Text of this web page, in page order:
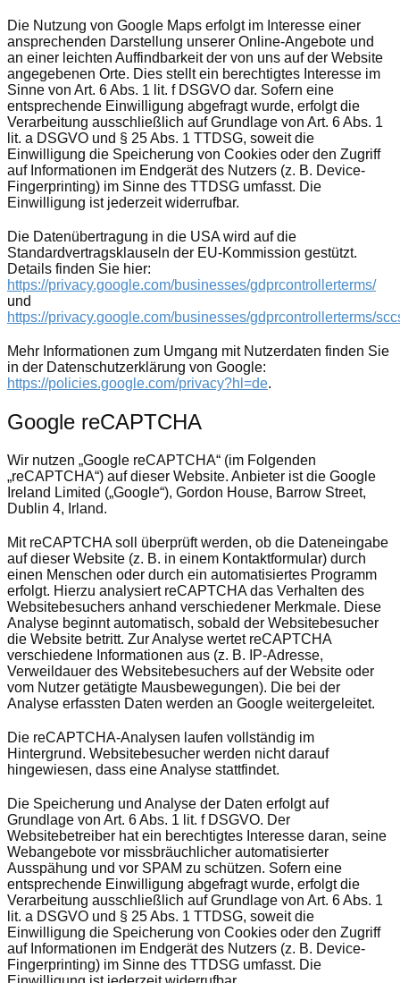
Die Nutzung von Google Maps erfolgt im Interesse einer
ansprechenden Darstellung unserer Online-Angebote und
an einer leichten Auffindbarkeit der von uns auf der Website
angegebenen Orte. Dies stellt ein berechtigtes Interesse im
Sinne von Art. 6 Abs. 1 lit. f DSGVO dar. Sofern eine
entsprechende Einwilligung abgefragt wurde, erfolgt die
Verarbeitung ausschließlich auf Grundlage von Art. 6 Abs. 1
lit. a DSGVO und § 25 Abs. 1 TTDSG, soweit die
Einwilligung die Speicherung von Cookies oder den Zugriff
auf Informationen im Endgerät des Nutzers (z. B. Device-
Fingerprinting) im Sinne des TTDSG umfasst. Die
Einwilligung ist jederzeit widerrufbar.
Die Datenübertragung in die USA wird auf die
Standardvertragsklauseln der EU-Kommission gestützt.
Details finden Sie hier:
https://privacy.google.com/businesses/gdprcontrollerterms/
und
https://privacy.google.com/businesses/gdprcontrollerterms/
Mehr Informationen zum Umgang mit Nutzerdaten finden Sie
in der Datenschutzerklärung von Google:
https://policies.google.com/privacy?hl=de.
Google reCAPTCHA
Wir nutzen „Google reCAPTCHA“ (im Folgenden
„reCAPTCHA“) auf dieser Website. Anbieter ist die Google
Ireland Limited („Google“), Gordon House, Barrow Street,
Dublin 4, Irland.
Mit reCAPTCHA soll überprüft werden, ob die Dateneingabe
auf dieser Website (z. B. in einem Kontaktformular) durch
einen Menschen oder durch ein automatisiertes Programm
erfolgt. Hierzu analysiert reCAPTCHA das Verhalten des
Websitebesuchers anhand verschiedener Merkmale. Diese
Analyse beginnt automatisch, sobald der Websitebesucher
die Website betritt. Zur Analyse wertet reCAPTCHA
verschiedene Informationen aus (z. B. IP-Adresse,
Verweildauer des Websitebesuchers auf der Website oder
vom Nutzer getätigte Mausbewegungen). Die bei der
Analyse erfassten Daten werden an Google weitergeleitet.
Die reCAPTCHA-Analysen laufen vollständig im
Hintergrund. Websitebesucher werden nicht darauf
hingewiesen, dass eine Analyse stattfindet.
Die Speicherung und Analyse der Daten erfolgt auf
Grundlage von Art. 6 Abs. 1 lit. f DSGVO. Der
Websitebetreiber hat ein berechtigtes Interesse daran, seine
Webangebote vor missbräuchlicher automatisierter
Ausspähung und vor SPAM zu schützen. Sofern eine
entsprechende Einwilligung abgefragt wurde, erfolgt die
Verarbeitung ausschließlich auf Grundlage von Art. 6 Abs. 1
lit. a DSGVO und § 25 Abs. 1 TTDSG, soweit die
Einwilligung die Speicherung von Cookies oder den Zugriff
auf Informationen im Endgerät des Nutzers (z. B. Device-
Fingerprinting) im Sinne des TTDSG umfasst. Die